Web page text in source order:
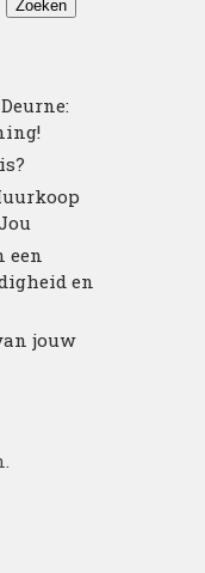
Zoeken
een
en
jouw